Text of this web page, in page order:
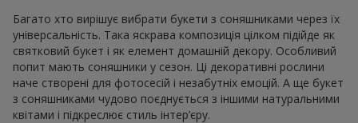
Багато хто вирішує вибрати букети з соняшниками через їх
універсальність. Така яскрава композиція цілком підійде як
святковий букет і як елемент домашній декору. Особливий
попит мають соняшники у сезон. Ці декоративні рослини
наче створені для фотосесій і незабутніх емоцій. А ще букет
з соняшниками чудово поєднується з іншими натуральними
квітами і підкреслює стиль інтер’єру.